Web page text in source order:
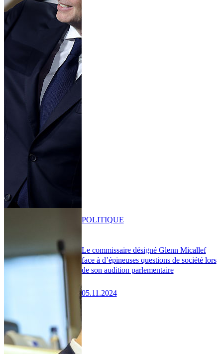
Le commissaire désigné Glenn Micallef
face à d’épineuses questions de société lors
de son audition parlementaire
05.11.2024
POLITIQUE